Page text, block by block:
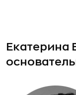
Екатерина